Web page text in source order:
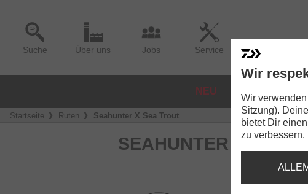
Suche Über uns Jobs Service
NEU
Startseite Ruten Seahunter X Sea Trout
SEAHUNTER X
Wir
Wir
Sitzung).
bietet Dir
zu verbessern.